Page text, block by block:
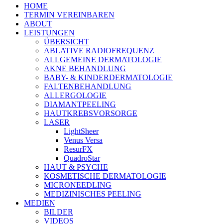
HOME
TERMIN VEREINBAREN
ABOUT
LEISTUNGEN
ÜBERSICHT
ABLATIVE RADIOFREQUENZ
ALLGEMEINE DERMATOLOGIE
AKNE BEHANDLUNG
BABY- & KINDERDERMATOLOGIE
FALTENBEHANDLUNG
ALLERGOLOGIE
DIAMANTPEELING
HAUTKREBSVORSORGE
LASER
LightSheer
Venus Versa
ResurFX
QuadroStar
HAUT & PSYCHE
KOSMETISCHE DERMATOLOGIE
MICRONEEDLING
MEDIZINISCHES PEELING
MEDIEN
BILDER
VIDEOS